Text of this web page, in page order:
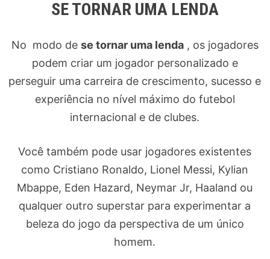
SE TORNAR UMA LENDA
No modo de se tornar uma lenda, os jogadores
podem criar um jogador personalizado e
perseguir uma carreira de crescimento, sucesso e
experiência no nível máximo do futebol
internacional e de clubes.
Você também pode usar jogadores existentes
como Cristiano Ronaldo, Lionel Messi, Kylian
Mbappe, Eden Hazard, Neymar Jr, Haaland ou
qualquer outro superstar para experimentar a
beleza do jogo da perspectiva de um único
homem.